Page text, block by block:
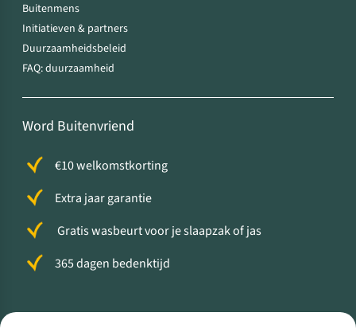
Buitenmens
Initiatieven & partners
Duurzaamheidsbeleid
FAQ: duurzaamheid
Word Buitenvriend
€10 welkomstkorting
Extra jaar garantie
Gratis wasbeurt voor je slaapzak of jas
365 dagen bedenktijd